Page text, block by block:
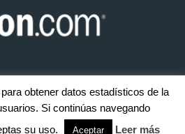
Todos los derecho reservados.Mapa
del sitio
obtener datos estadísticos de la
Si continúas navegando
su uso.
Aceptar Leer más